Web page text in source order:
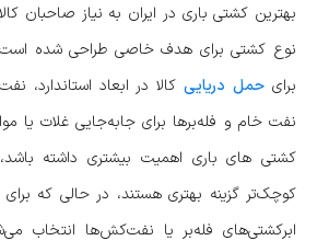
بهترین کشتی باری در ایران به نیاز صاحبان
نوع کشتی برای هدف خاصی طراحی شده است؛
برای حمل دریاییکالا در ابعاد استاندارد،
نفت خام و فله‌برها برای جابه‌جایی غلات یا
کشتی های باری اهمیت بیشتری داشته
کوچک‌تر گزینه بهتری هستند، در حالی که
ابرکشتی‌های فله‌بر یا نفت‌کش‌ها انتخاب